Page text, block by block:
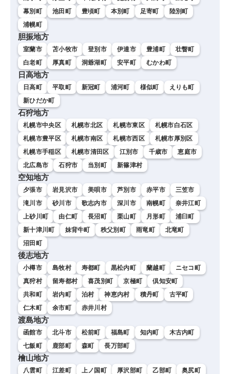
幕別町
池田町 豊頃町 本別町 足寄町
陸別町
浦幌町
胆振地方
室蘭市 苫小牧市 登別市 伊達市 豊浦町
壮瞥町
白老町
厚真町 洞爺湖町 安平町 むかわ町
日高地方
日高町 平取町 新冠町 浦河町 様似町
えりも町
新ひだか町
石狩地方
札幌市中央区 札幌市北区 札幌市東区
札幌市白石区
札幌市豊平区
札幌市南区 札幌市西区
札幌市厚別区
札幌市手稲区
札幌市清田区 江別市 千歳市
恵庭市
北広島市
石狩市 当別町 新篠津村
空知地方
夕張市 岩見沢市 美唄市 芦別市 赤平市
三笠市
滝川市
砂川市 歌志内市 深川市 南幌町
奈井江町
上砂川町
由仁町 長沼町 栗山町 月形町
浦臼町
新十津川町
妹背牛町 秩父別町 雨竜町
北竜町
沼田町
後志地方
小樽市 島牧村 寿都町 黒松内町 蘭越町
ニセコ町
真狩村
留寿都村 喜茂別町 京極町
倶知安町
共和町
岩内町 泊村 神恵内村 積丹町
古平町
仁木町
余市町 赤井川村
渡島地方
函館市 北斗市 松前町 福島町 知内町
木古内町
七飯町
鹿部町 森町 長万部町
檜山地方
八雲町 江差町 上ノ国町 厚沢部町 乙部町
奥尻町